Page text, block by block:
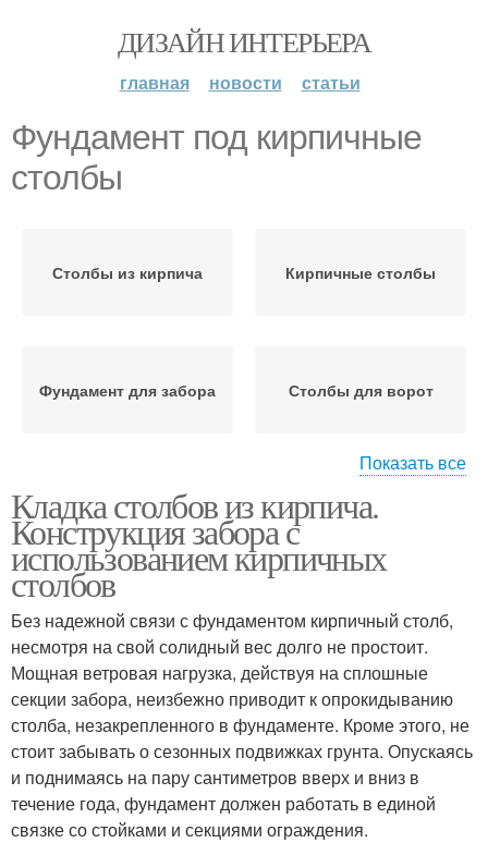
ДИЗАЙН ИНТЕРЬЕРА
главная новости статьи
Фундамент под кирпичные
столбы
Столбы из кирпича Кирпичные столбы
Фундамент для забора Столбы для ворот
Кирпичная кладка
Показать все
Кладка столбов из кирпича.
Конструкция забора с
использованием кирпичных
столбов
Без надежной связи с фундаментом кирпичный столб,
несмотря на свой солидный вес долго не простоит.
Мощная ветровая нагрузка, действуя на сплошные
секции забора, неизбежно приводит к опрокидыванию
столба, незакрепленного в фундаменте. Кроме этого, не
стоит забывать о сезонных подвижках грунта. Опускаясь
и поднимаясь на пару сантиметров вверх и вниз в
течение года, фундамент должен работать в единой
связке со стойками и секциями ограждения.